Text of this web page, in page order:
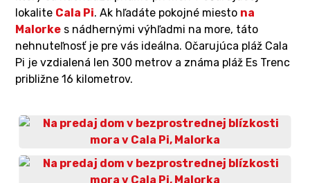
lokalite Cala Pi. Ak hľadáte pokojné miesto na
Malorke s nádhernými výhľadmi na more, táto
nehnuteľnosť je pre vás ideálna. Očarujúca pláž Cala
Pi je vzdialená len 300 metrov a známa pláž Es Trenc
približne 16 kilometrov.